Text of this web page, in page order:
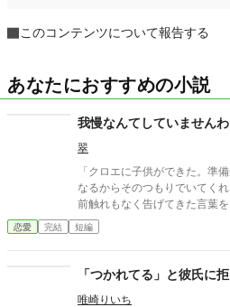
このコンテンツについて報告する
あなたにおすすめの小説
我慢なんてしていません
翠
「クロエに子供ができた。準
なるからそのつもりでいてくれ」 普段ほとんど屋敷にいない
前触れもなく告げてきた言葉
間”の契約を終わらせることにした。 赤の他人を屋敷に
とはしない。 不要なものに感情を砕
切り捨ててしまいましょう。
恋愛 完結 短編
「つかれてる」と彼氏に
唯崎りいち